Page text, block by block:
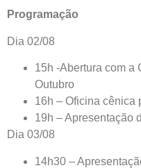
Programação
Dia 02/08
15h -Abertura com a
Outubro
16h – Oficina cênica
19h – Apresentação
Dia 03/08
14h30 –